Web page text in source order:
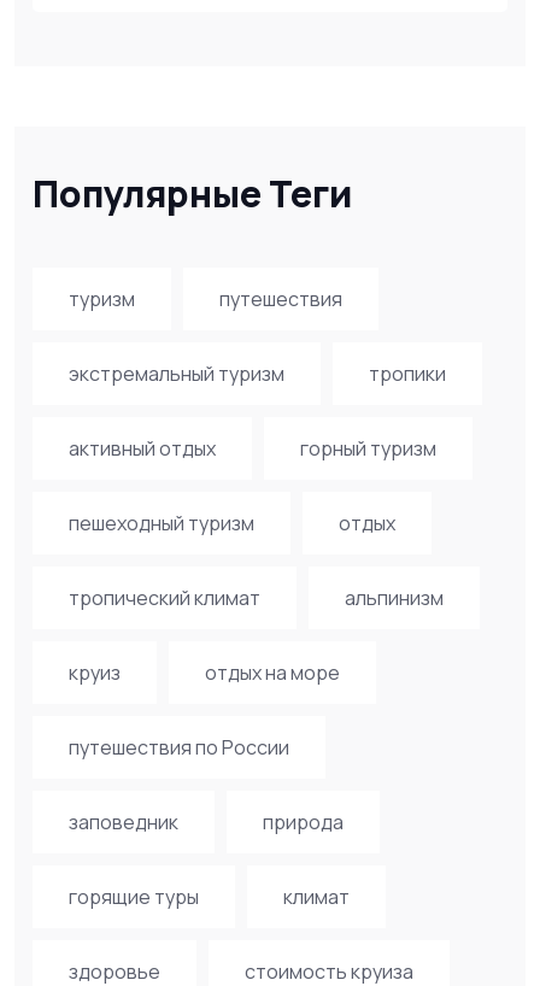
Популярные Теги
туризм путешествия
экстремальный туризм тропики
активный отдых горный туризм
пешеходный туризм отдых
тропический климат альпинизм
круиз отдых на море
путешествия по России
заповедник природа
горящие туры климат
здоровье стоимость круиза